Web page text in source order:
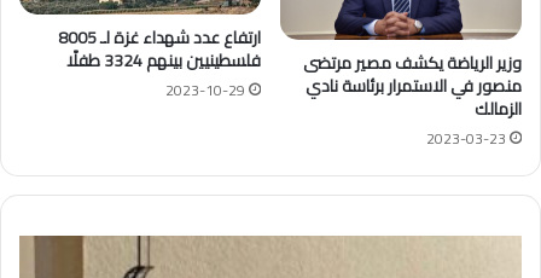
وزير الرياضة يكشف مصير مرتضى
منصور في الاستمرار برئاسة نادي
الزمالك
2023-03-23
ارتفاع عدد شهداء غزة لـ 8005
فلسطينيين بينهم 3324 طفلًا
2023-10-29